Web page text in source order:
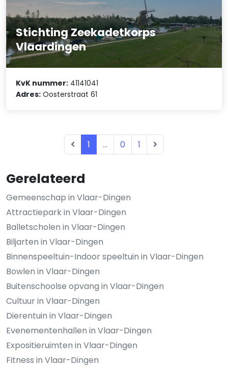
Gerelateerd
Gemeenschap in Vlaar-Dingen
Attractiepark in Vlaar-Dingen
Balletscholen in Vlaar-Dingen
Biljarten in Vlaar-Dingen
Binnenspeeltuin-Indoor speeltuin in Vlaar-Dingen
Bowlen in Vlaar-Dingen
Buitenschoolse opvang in Vlaar-Dingen
Cultuur in Vlaar-Dingen
Dierentuin in Vlaar-Dingen
Evenementenhallen in Vlaar-Dingen
Expositieruimten in Vlaar-Dingen
Fitness in Vlaar-Dingen
Stichting Zeekadetkorps
Vlaardingen
KvK nummer: 41141041
Adres: Oosterstraat 61
1 ... 0 1